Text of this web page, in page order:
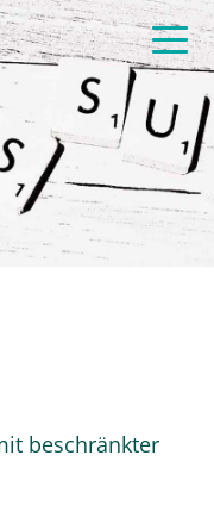
beschränkter